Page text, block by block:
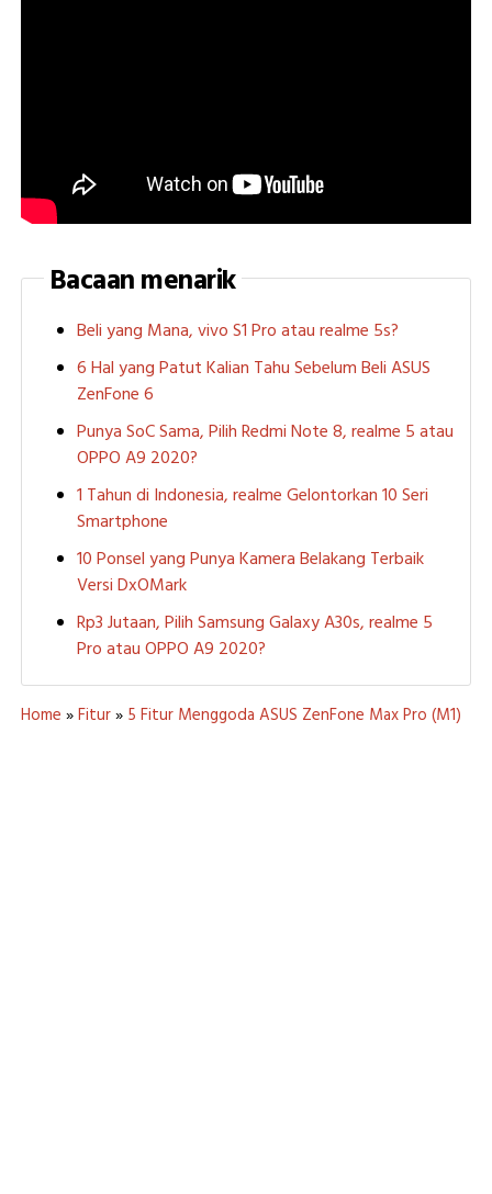
Bacaan menarik
Beli yang Mana, vivo S1 Pro atau realme 5s?
6 Hal yang Patut Kalian Tahu Sebelum Beli ASUS
ZenFone 6
Punya SoC Sama, Pilih Redmi Note 8, realme 5 atau
OPPO A9 2020?
1 Tahun di Indonesia, realme Gelontorkan 10 Seri
Smartphone
10 Ponsel yang Punya Kamera Belakang Terbaik
Versi DxOMark
Rp3 Jutaan, Pilih Samsung Galaxy A30s, realme 5
Pro atau OPPO A9 2020?
Home »Fitur» 5 Fitur Menggoda ASUS ZenFone Max Pro (M1)